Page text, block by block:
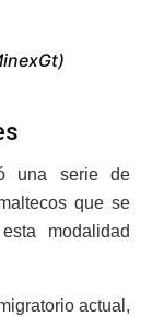
una serie de
que se
modalidad
actual,